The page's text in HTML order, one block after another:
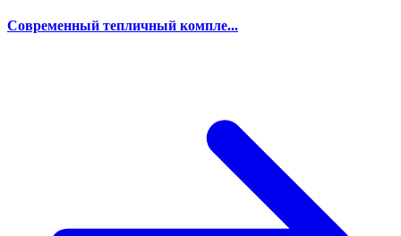
Современный тепличный компле...